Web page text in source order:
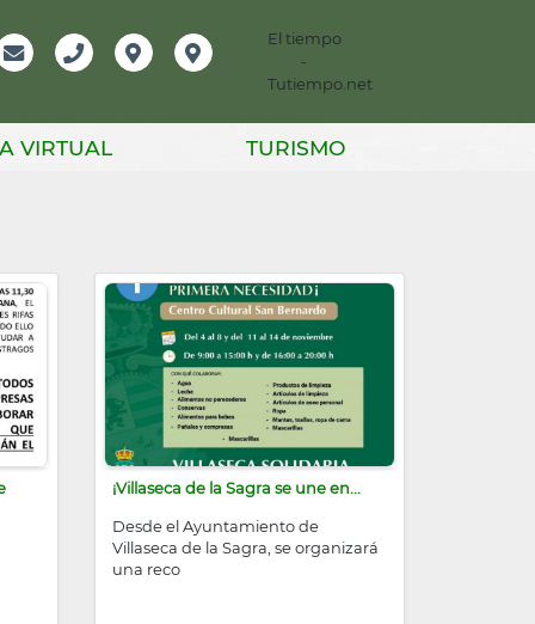
El tiempo
-
Tutiempo.net
VIRTUAL TURISMO
¡Villaseca de la Sagra se une en...
Desde el Ayuntamiento de
Villaseca de la Sagra, se organizará
una reco